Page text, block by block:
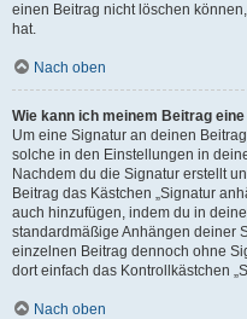
einen Beitrag nicht löschen
hat.
Nach oben
Wie kann ich meinem Beitrag
Um eine Signatur an deinen
solche in den Einstellungen in
Nachdem du die Signatur erstellt
Beitrag das Kästchen „Signatur
auch hinzufügen, indem du in
standardmäßige Anhängen deiner
einzelnen Beitrag dennoch ohne
dort einfach das Kontrollkästchen
Nach oben